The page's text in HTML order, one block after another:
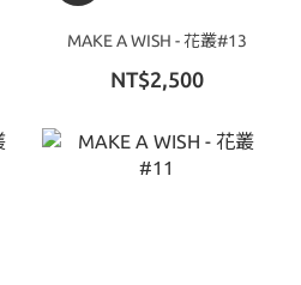
MAKE A WISH - 花叢#13
NT$2,500